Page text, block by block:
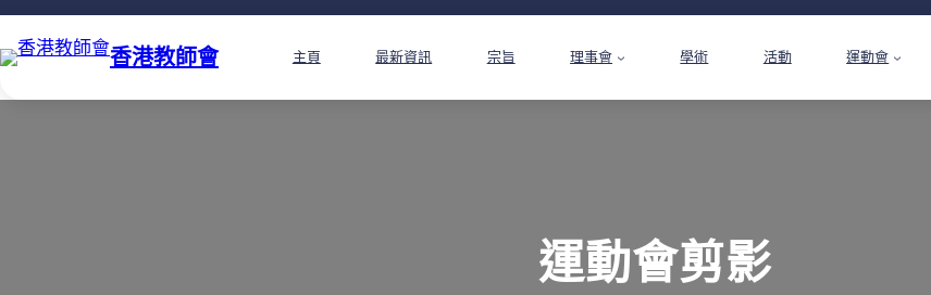
香港教師會 主頁 最新資訊 宗旨 理事會 學術 活動 運動會
運動會剪影